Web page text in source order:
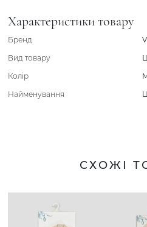
Характеристики товару
Бренд
Вид товару
Колір
Найменування
СХОЖІ